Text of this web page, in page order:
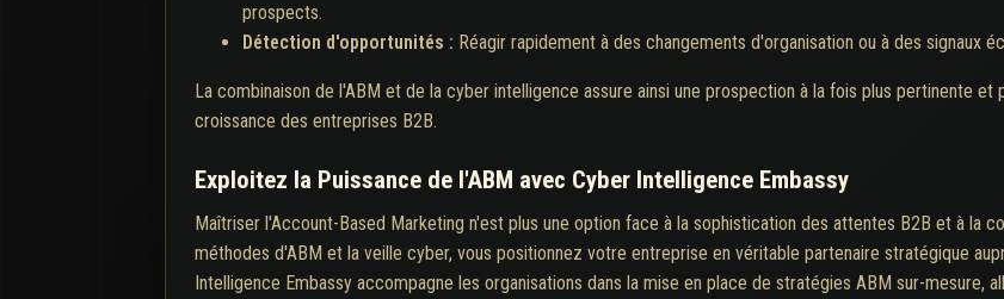
prospects.
Détection d'opportunités : Réagir rapidement à des changements d'organisation ou à des signaux
La combinaison de l'ABM et de la cyber intelligence assure ainsi une prospection à la fois plus pertinente
croissance des entreprises B2B.
Exploitez la Puissance de l'ABM avec Cyber Intelligence Embassy
Maîtriser l'Account-Based Marketing n'est plus une option face à la sophistication des attentes B2B et à la
méthodes d'ABM et la veille cyber, vous positionnez votre entreprise en véritable partenaire stratégique
Intelligence Embassy accompagne les organisations dans la mise en place de stratégies ABM sur-mesure,